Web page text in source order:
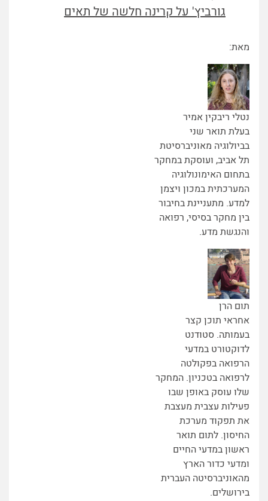
גורביץ' על קרינה חלשה של תאים
מאת:
נטלי ריבקין אמיר
בעלת תואר שני
בביולוגיה מאוניברסיטת
תל אביב, ועוסקת במחקר
בתחום האימונולוגיה
המערכתית במכון ויצמן
למדע. מתעניינת בחיבור
בין מחקר בסיסי, רפואה
והנגשת מדע.
תום הרן
אחראי תוכן קצר
בעמותה. סטודנט
לדוקטורט במדעי
הרפואה בפקולטה
לרפואה בטכניון. המחקר
שלו עוסק באופן שבו
פעילות עצבית מעצבת
את תפקוד מערכת
החיסון. לתום תואר
ראשון במדעי החיים
ומדעי כדור הארץ
מהאוניברסיטה העברית
בירושלים.